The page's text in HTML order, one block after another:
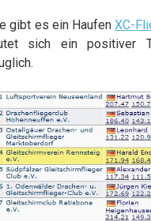
gibt es ein HaufenXC-
sich ein positiver